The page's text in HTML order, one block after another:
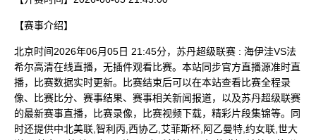
【赛事介绍】
北京时间2026年06月05日 21:45分，苏丹超级联赛 : 海伊洼VS法
希尔高清在线直播，无插件观看比赛。本站同步官方直播源准时直
播，比赛数据实时更新。比赛结束后可以在本站查看比赛全程录
像、比赛比分、赛事结果、赛事相关新闻报道，以及苏丹超级联赛
的最新赛事直播，比赛录像，比赛视频下载，精彩片段集锦等。同
时还提供中北美联,智利丙,西协乙,艾菲斯杯,阿乙曼特,约女联,世大